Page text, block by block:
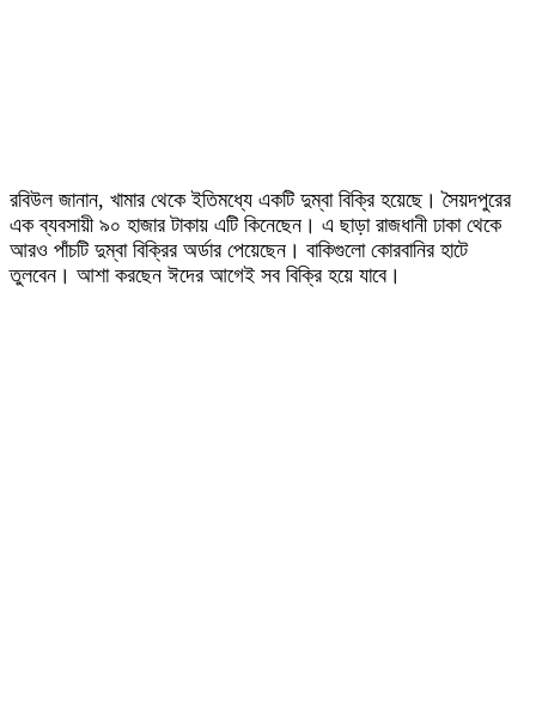
রবিউল জানান, খামার থেকে ইতিমধ্যে একটি দুম্বা বিক্রি হয়েছে। সৈয়দপুরের
এক ব্যবসায়ী ৯০ হাজার টাকায় এটি কিনেছেন। এ ছাড়া রাজধানী ঢাকা থেকে
আরও পাঁচটি দুম্বা বিক্রির অর্ডার পেয়েছেন। বাকিগুলো কোরবানির হাটে
তুলবেন। আশা করছেন ঈদের আগেই সব বিক্রি হয়ে যাবে।